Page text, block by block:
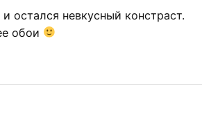
остался невкусный констраст.
обои